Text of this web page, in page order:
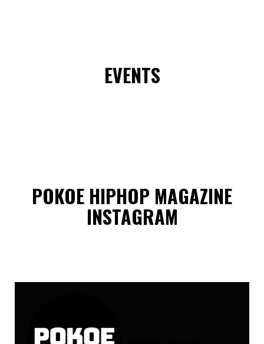
EVENTS
POKOE HIPHOP MAGAZINE
INSTAGRAM